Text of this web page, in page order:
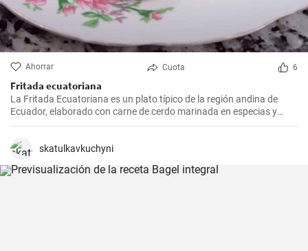
Ahorrar Cuota 6
Fritada ecuatoriana
La Fritada Ecuatoriana es un plato típico de la región andina de
Ecuador, elaborado con carne de cerdo marinada en especias y
cocinada a fuego lento en una olla con agua hasta que quede suave
skatulkavkuchyni